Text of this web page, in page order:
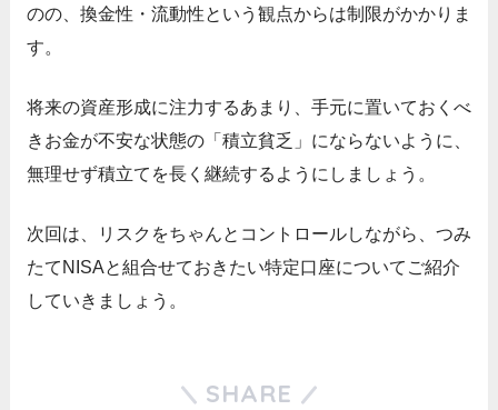
のの、換金性・流動性という観点からは制限がかかりま
す。
将来の資産形成に注力するあまり、手元に置いておくべ
きお金が不安な状態の「積立貧乏」にならないように、
無理せず積立てを長く継続するようにしましょう。
次回は、リスクをちゃんとコントロールしながら、つみ
たてNISAと組合せておきたい特定口座についてご紹介
していきましょう。
SHARE